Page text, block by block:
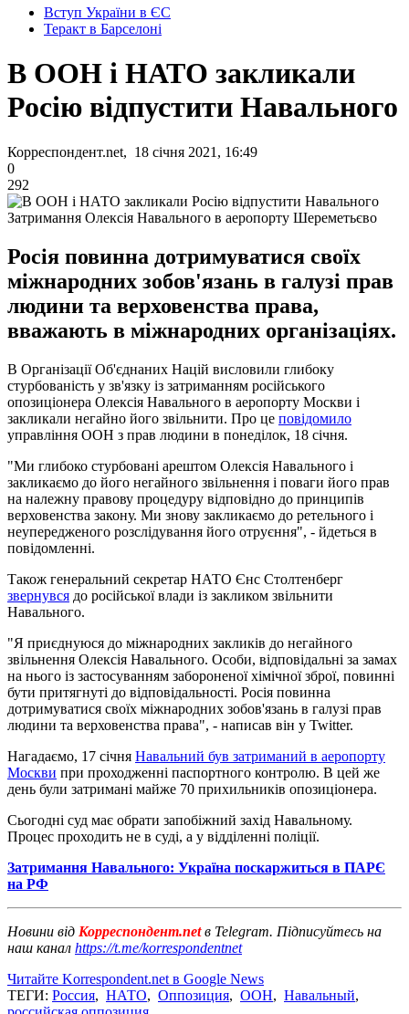
Вступ України в ЄС
Теракт в Барселоні
В ООН і НАТО закликали
Росію відпустити Навального
Корреспондент.net, 18 січня 2021, 16:49
0
292
Затримання Олексія Навального в аеропорту Шереметьєво
Росія повинна дотримуватися своїх
міжнародних зобов'язань в галузі прав
людини та верховенства права,
вважають в міжнародних організаціях.
В Організації Об'єднаних Націй висловили глибоку
стурбованість у зв'язку із затриманням російського
опозиціонера Олексія Навального в аеропорту Москви і
закликали негайно його звільнити. Про це повідомило
управління ООН з прав людини в понеділок, 18 січня.
"Ми глибоко стурбовані арештом Олексія Навального і
закликаємо до його негайного звільнення і поваги його прав
на належну правову процедуру відповідно до принципів
верховенства закону. Ми знову закликаємо до ретельного і
неупередженого розслідування його отруєння", - йдеться в
повідомленні.
Також генеральний секретар НАТО Єнс Столтенберг
звернувся до російської влади із закликом звільнити
Навального.
"Я приєднуюся до міжнародних закликів до негайного
звільнення Олексія Навального. Особи, відповідальні за замах
на нього із застосуванням забороненої хімічної зброї, повинні
бути притягнуті до відповідальності. Росія повинна
дотримуватися своїх міжнародних зобов'язань в галузі прав
людини та верховенства права", - написав він у Twitter.
Нагадаємо, 17 січня Навальний був затриманий в аеропорту
Москви при проходженні паспортного контролю. В цей же
день були затримані майже 70 прихильників опозиціонера.
Сьогодні суд має обрати запобіжний захід Навальному.
Процес проходить не в суді, а у відділенні поліції.
Затримання Навального: Україна поскаржиться в ПАРЄ
на РФ
Новини від Корреспондент.netв Telegram. Підписуйтесь на
наш канал https://t.me/korrespondentnet
Читайте Korrespondent.net в Google News
ТЕГИ: Россия, НАТО, Оппозиция, ООН, Навальный,